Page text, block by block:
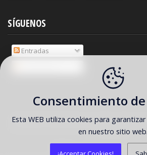
SÍGUENOS
Entradas
COPYRIGHT ©2026 Ideas y material gratis
Oh My Fiesta!
Home
FAQ
Consentimiento de
Esta WEB utiliza cookies para
en nuestro sitio web.